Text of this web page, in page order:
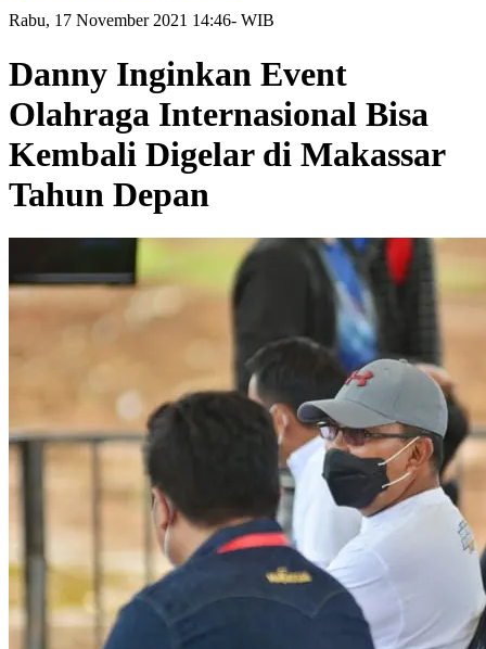
Rabu, 17 November 2021 14:46- WIB
Danny Inginkan Event
Olahraga Internasional Bisa
Kembali Digelar di Makassar
Tahun Depan